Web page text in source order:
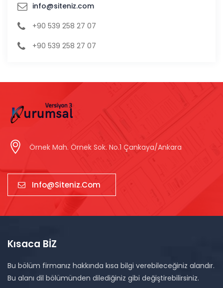
info@siteniz.com
+90 539 258 27 07
+90 539 258 27 07
Örnek Mah. Örnek Sok. No.1 Çankaya/Ankara
Info@siteniz.com
Kısaca BİZ
Bu bölüm firmanız hakkında kısa bilgi verebileceğiniz alandır.
Bu alanı dil bölümünden dilediğiniz gibi değiştirebilirsiniz.